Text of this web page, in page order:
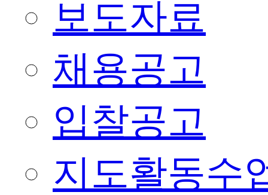
보도자료
채용공고
입찰공고
지도활동수